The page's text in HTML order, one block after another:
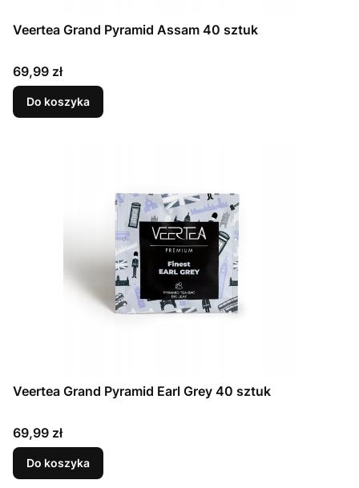
Veertea Grand Pyramid Assam 40 sztuk
Cena
69,99 zł
Do koszyka
Veertea Grand Pyramid Earl Grey 40 sztuk
Cena
69,99 zł
Do koszyka